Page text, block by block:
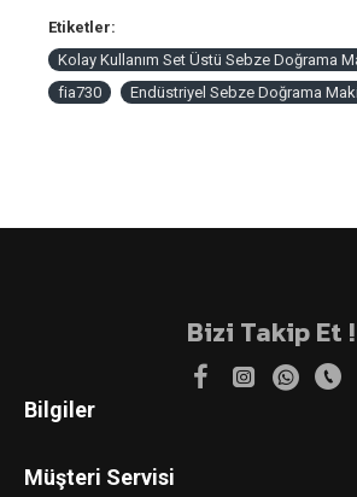
Etiketler:
Kolay Kullanım Set Üstü Sebze Doğrama
fia730
Endüstriyel Sebze Doğrama
Bizi Takip Et !
Bilgiler
Müşteri Servisi